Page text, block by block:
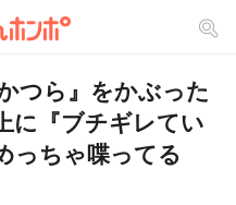
つら』をかぶった
に『ブチギレてい
っちゃ喋ってる